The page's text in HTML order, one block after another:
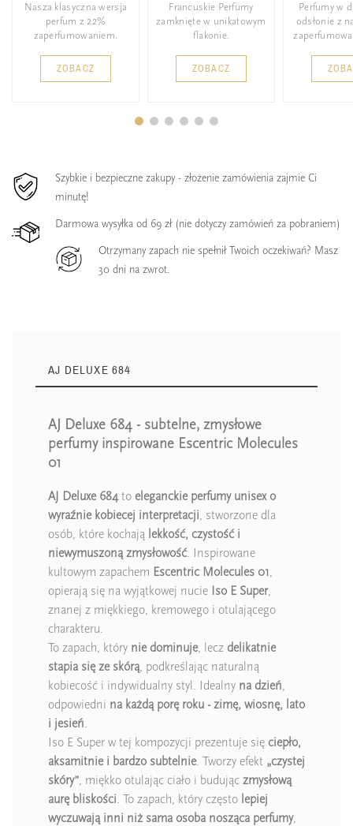
Nasza klasyczna wersja
perfum z 22%
zaperfumowaniem.
ZOBACZ
Francuskie Perfumy
zamknięte w unikatowym
flakonie.
ZOBACZ
Perfumy w
odsłonie z
Szybkie i bezpieczne zakupy - złożenie zamówienia zajmie Ci
minutę!
Darmowa wysyłka od 69 zł (nie dotyczy zamówień za pobraniem)
Otrzymany zapach nie spełnił Twoich oczekiwań? Masz
30 dni na zwrot.
AJ DELUXE 684
AJ Deluxe 684 - subtelne, zmysłowe
perfumy inspirowane Escentric Molecules
01
AJ Deluxe 684to eleganckie perfumy unisex o
wyraźnie kobiecej interpretacji, stworzone dla
osób, które kochają lekkość, czystość i
niewymuszoną zmysłowość. Inspirowane
kultowym zapachem Escentric Molecules 01,
opierają się na wyjątkowej nucie Iso E Super,
znanej z miękkiego, kremowego i otulającego
charakteru.
To zapach, który nie dominuje, lecz delikatnie
stapia się ze skórą, podkreślając naturalną
kobiecość i indywidualny styl. Idealny na dzień,
odpowiedni na każdą porę roku - zimę, wiosnę, lato
i jesień.
Iso E Super w tej kompozycji prezentuje się ciepło,
aksamitnie i bardzo subtelnie. Tworzy efekt „czystej
skóry”, miękko otulając ciało i budując zmysłową
aurę bliskości. To zapach, który często lepiej
wyczuwają inni niż sama osoba nosząca perfumy,